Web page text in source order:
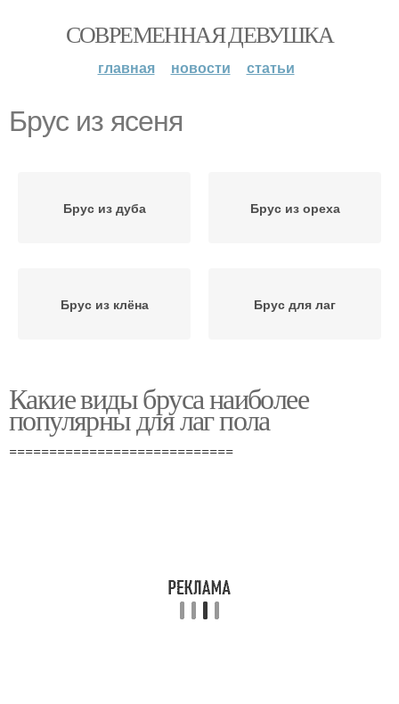
СОВРЕМЕННАЯ ДЕВУШКА
главная новости статьи
Брус из ясеня
Брус из дуба Брус из ореха
Брус из клёна Брус для лаг
Какие виды бруса наиболее
популярны для лаг пола
============================